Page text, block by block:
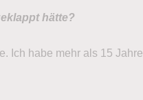
hätte?
Ich habe mehr als 15 Jahre